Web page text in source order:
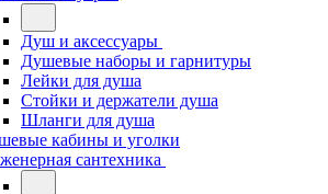
Душ и аксессуары
Душевые наборы и гарнитуры
Лейки для душа
Стойки и держатели душа
Шланги для душа
кабины и уголки
сантехника